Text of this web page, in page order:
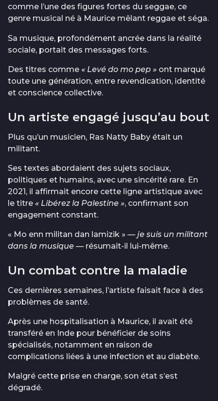
comme l’une des figures fortes du seggae, ce
genre musical né à Maurice mêlant reggae et séga.
Sa musique, profondément ancrée dans la réalité
sociale, portait des messages forts.
Des titres comme « Levé do mo pep » ont marqué
toute une génération, entre revendication, identité
et conscience collective.
Un artiste engagé jusqu’au bout
Plus qu’un musicien, Ras Natty Baby était un
militant.
Ses textes abordaient des sujets sociaux,
politiques et humains, avec une sincérité rare. En
2021, il affirmait encore cette ligne artistique avec
le titre « Libérez la Palestine », confirmant son
engagement constant.
« Mo enn militan dan lamizik » — je suis un militant
dans la musique — résumait-il lui-même.
Un combat contre la maladie
Ces dernières semaines, l’artiste faisait face à des
problèmes de santé.
Après une hospitalisation à Maurice, il avait été
transféré en Inde pour bénéficier de soins
spécialisés, notamment en raison de
complications liées à une infection et au diabète.
Malgré cette prise en charge, son état s’est
dégradé.